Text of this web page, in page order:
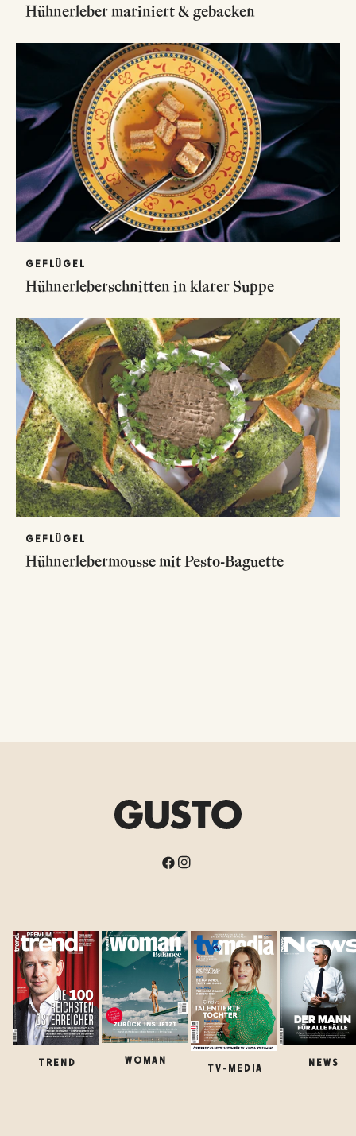
Hühnerleber mariniert & gebacken
GEFLÜGEL
Hühnerleberschnitten in klarer Suppe
GEFLÜGEL
Hühnerlebermousse mit Pesto-Baguette
TREND WOMAN
TV-MEDIA
NEWS